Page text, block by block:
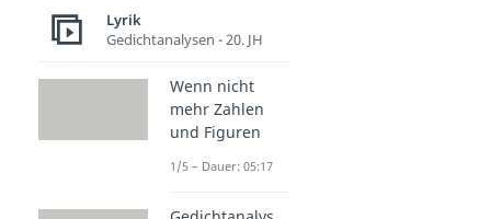
Lyrik
Gedichtanalysen - 20. JH
Wenn nicht
mehr Zahlen
und Figuren
1/5 – Dauer: 05:17